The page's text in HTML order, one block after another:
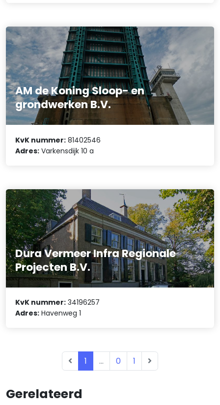
Gerelateerd
AM de Koning Sloop- en
grondwerken B.V.
KvK nummer: 81402546
Adres: Varkensdijk 10 a
Dura Vermeer Infra Regionale
Projecten B.V.
KvK nummer: 34196257
Adres: Havenweg 1
1 ... 0 1